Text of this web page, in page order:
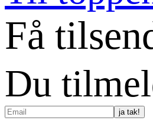
Få
Du